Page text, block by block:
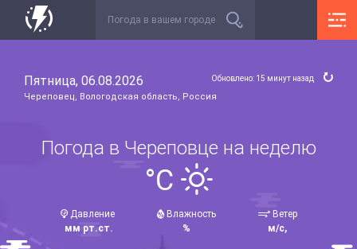
Пятница, 06.08.2026
Череповец, Вологодская область, Россия
Обновлено: 15 минут назад
Погода в Череповце на неделю
°C
Давление
мм рт.ст.
Влажность
%
Ветер
м/с,